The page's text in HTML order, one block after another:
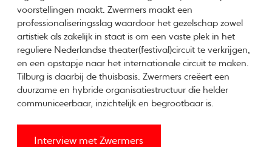
voorstellingen maakt. Zwermers maakt een
professionaliseringsslag waardoor het gezelschap zowel
artistiek als zakelijk in staat is om een vaste plek in het
reguliere Nederlandse theater(festival)circuit te verkrijgen,
en een opstapje naar het internationale circuit te maken.
Tilburg is daarbij de thuisbasis. Zwermers creëert een
duurzame en hybride organisatiestructuur die helder
communiceerbaar, inzichtelijk en begrootbaar is.
Interview met Zwermers